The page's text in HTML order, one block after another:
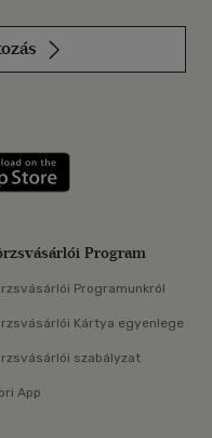
Szerezd meg: Google
Program
Programunkról
Kártya egyenlege
szabályzat
App